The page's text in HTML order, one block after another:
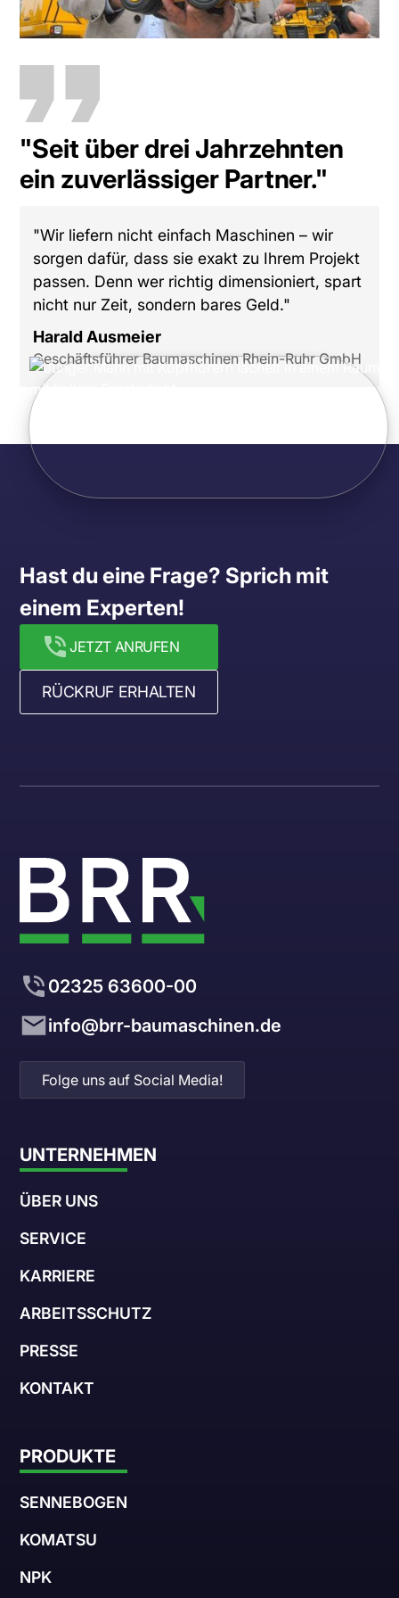
"Seit über drei Jahrzehnten
ein zuverlässiger Partner."
"Wir liefern nicht einfach Maschinen – wir
sorgen dafür, dass sie exakt zu Ihrem Projekt
passen. Denn wer richtig dimensioniert, spart
nicht nur Zeit, sondern bares Geld."
Harald Ausmeier
Geschäftsführer Baumaschinen Rhein-Ruhr GmbH
Hast du eine Frage? Sprich mit
einem Experten!
JETZT ANRUFEN
RÜCKRUF ERHALTEN
02325 63600-00
info@brr-baumaschinen.de
Folge uns auf Social Media!
UNTERNEHMEN
ÜBER UNS
SERVICE
KARRIERE
ARBEITSSCHUTZ
PRESSE
KONTAKT
PRODUKTE
SENNEBOGEN
KOMATSU
NPK